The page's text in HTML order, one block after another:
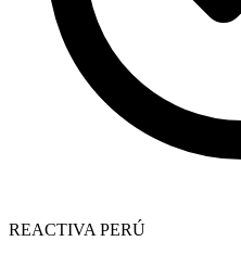
REACTIVA PERÚ